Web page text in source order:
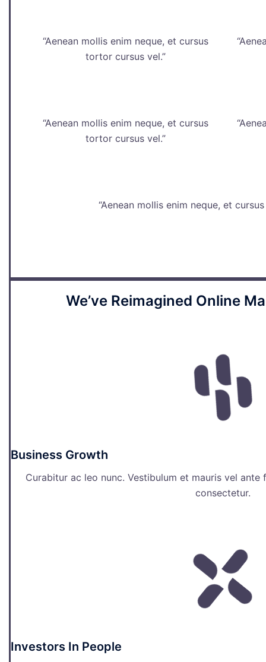
“Aenean mollis enim neque, et cursus
tortor cursus vel.”
“Aenean mollis enim neque, et cursus
tortor cursus vel.”
“Aenean mollis enim neque, et
We’ve Reimagined Online
Business Growth
Curabitur ac leo nunc. Vestibulum et mauris vel
consectetur.
Investors In People